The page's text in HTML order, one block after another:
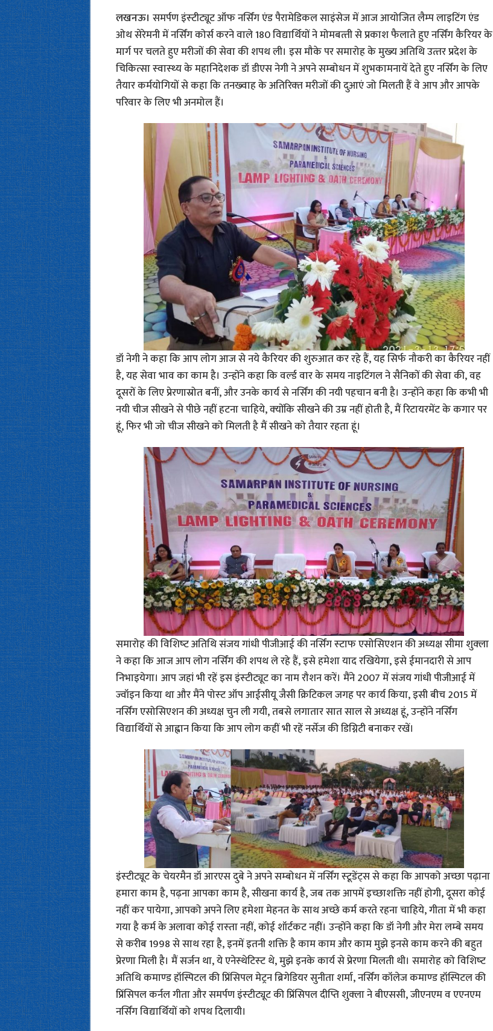
लखनऊ। समर्पण इंस्‍टीट्यूट ऑफ नर्सिंग एंड पैरामेडिकल साइंसेज में आज आयोजित लैम्‍प लाइटिंग एंड
ओथ सेरेमनी में नर्सिंग कोर्स करने वाले 180 विद्यार्थियों ने मोमबत्‍ती से प्रकाश फैलाते हुए नर्सिंग कैरियर के
मार्ग पर चलते हुए मरीजों की सेवा की शपथ ली। इस मौके पर समारोह के मुख्‍य अतिथि उत्‍तर प्रदेश के
चिकित्‍सा स्‍वास्‍थ्‍य के महानिदेशक डॉ डीएस नेगी ने अपने सम्‍बोधन में शुभकामनायें देते हुए नर्सिंग के लिए
तैयार कर्मयोगियों से कहा कि तनख्‍वाह के अतिरिक्‍त मरीजों की दुआएं जो मिलती हैं वे आप और आपके
परिवार के लिए भी अनमोल हैं।
डॉ नेगी ने कहा कि आप लोग आज से नये कैरियर की शुरुआत कर रहे हैं, यह सिर्फ नौकरी का कैरियर नहीं
है, यह सेवा भाव का काम है। उन्‍होंने कहा कि वर्ल्‍ड वार के समय नाइटिंगल ने सैनिकों की सेवा की, वह
दूसरों के लिए प्रेरणास्रोत बनीं, और उनके कार्य से नर्सिंग की नयी पहचान बनी है। उन्‍होंने कहा कि कभी भी
नयी चीज सीखने से पीछे नहीं हटना चाहिये, क्‍योंकि सीखने की उम्र नहीं होती है, मैं रिटायरमेंट के कगार पर
हूं, फि‍र भी जो चीज सीखने को मिलती है मैं सीखने को तैयार रहता हूं।
समारोह की विशिष्‍ट अतिथि संजय गांधी पीजीआई की नर्सिंग स्‍टाफ एसोसिएशन की अध्‍यक्ष सीमा शुक्‍ला
ने कहा कि आज आप लोग नर्सिंग की शपथ ले रहे हैं, इसे हमेशा याद रखियेगा, इसे ईमानदारी से आप
निभाइयेगा। आप जहां भी रहें इस इंस्‍टीट्यूट का नाम रौशन करें। मैंने 2007 में संजय गांधी पीजीआई में
ज्‍वॉइन किया था और मैंने पोस्‍ट ऑप आईसीयू जैसी क्रिटिकल जगह पर कार्य किया, इसी बीच 2015 में
नर्सिंग एसोसिएशन की अध्‍यक्ष चुन ली गयी, तबसे लगातार सात साल से अध्‍यक्ष हूं, उन्‍होंने नर्सिंग
विद्यार्थियों से आह्वान किया कि आप लोग कहीं भी रहें नर्सेज की डिग्निटी बनाकर रखें।
इंस्‍टीट्यूट के चेयरमैन डॉ आरएस दुबे ने अपने सम्‍बोधन में नर्सिंग स्‍टूडेंट्स से कहा कि आपको अच्‍छा पढ़ाना
हमारा काम है, पढ़ना आपका काम है, सीखना कार्य है, जब तक आपमें इच्‍छाशक्ति नहीं होगी, दूसरा कोई
नहीं कर पायेगा, आपको अपने लिए हमेशा मेहनत के साथ अच्‍छे कर्म करते रहना चाहिये, गीता में भी कहा
गया है कर्म के अलावा कोई रास्‍ता नहीं, कोई शॉर्टकट नहीं। उन्‍होंने कहा कि डॉ नेगी और मेरा लम्‍बे समय
से करीब 1998 से साथ रहा है, इनमें इतनी शक्ति है काम काम और काम मुझे इनसे काम करने की बहुत
प्रेरणा मिली है। मैं सर्जन था, ये एनेस्‍थेटिस्‍ट थे, मुझे इनके कार्य से प्रेरणा मिलती थी। समारोह को विशिष्‍ट
अतिथि कमाण्‍ड हॉस्पिटल की प्रिंसिपल मेट्रन ब्रिगेडियर सुनीता शर्मा, नर्सिंग कॉलेज कमाण्‍ड हॉस्पिटल की
प्रिंसिपल कर्नल गीता और समर्पण इंस्‍टीट्यूट की प्रिंसिपल दीप्ति शुक्‍ला ने बीएससी, जीएनएम व एएनएम
नर्सिंग विद्यार्थियों को शपथ दिलायी।